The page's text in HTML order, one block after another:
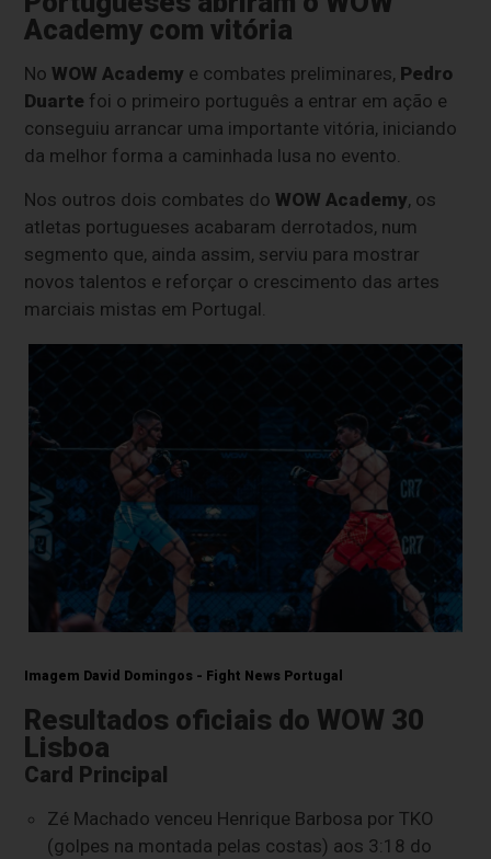
Academy com vitória
NoWOW Academy e combates preliminares, Pedro
Duarte foi o primeiro português a entrar em ação e
conseguiu arrancar uma importante vitória, iniciando
da melhor forma a caminhada lusa no evento.
Nos outros dois combates doWOW Academy, os
atletas portugueses acabaram derrotados, num
segmento que, ainda assim, serviu para mostrar
novos talentos e reforçar o crescimento das artes
marciais mistas em Portugal.
Imagem David Domingos - Fight News Portugal
Resultados oficiais do WOW 30
Lisboa
Card Principal
Zé Machado venceu Henrique Barbosa por TKO
(golpes na montada pelas costas) aos 3:18 do